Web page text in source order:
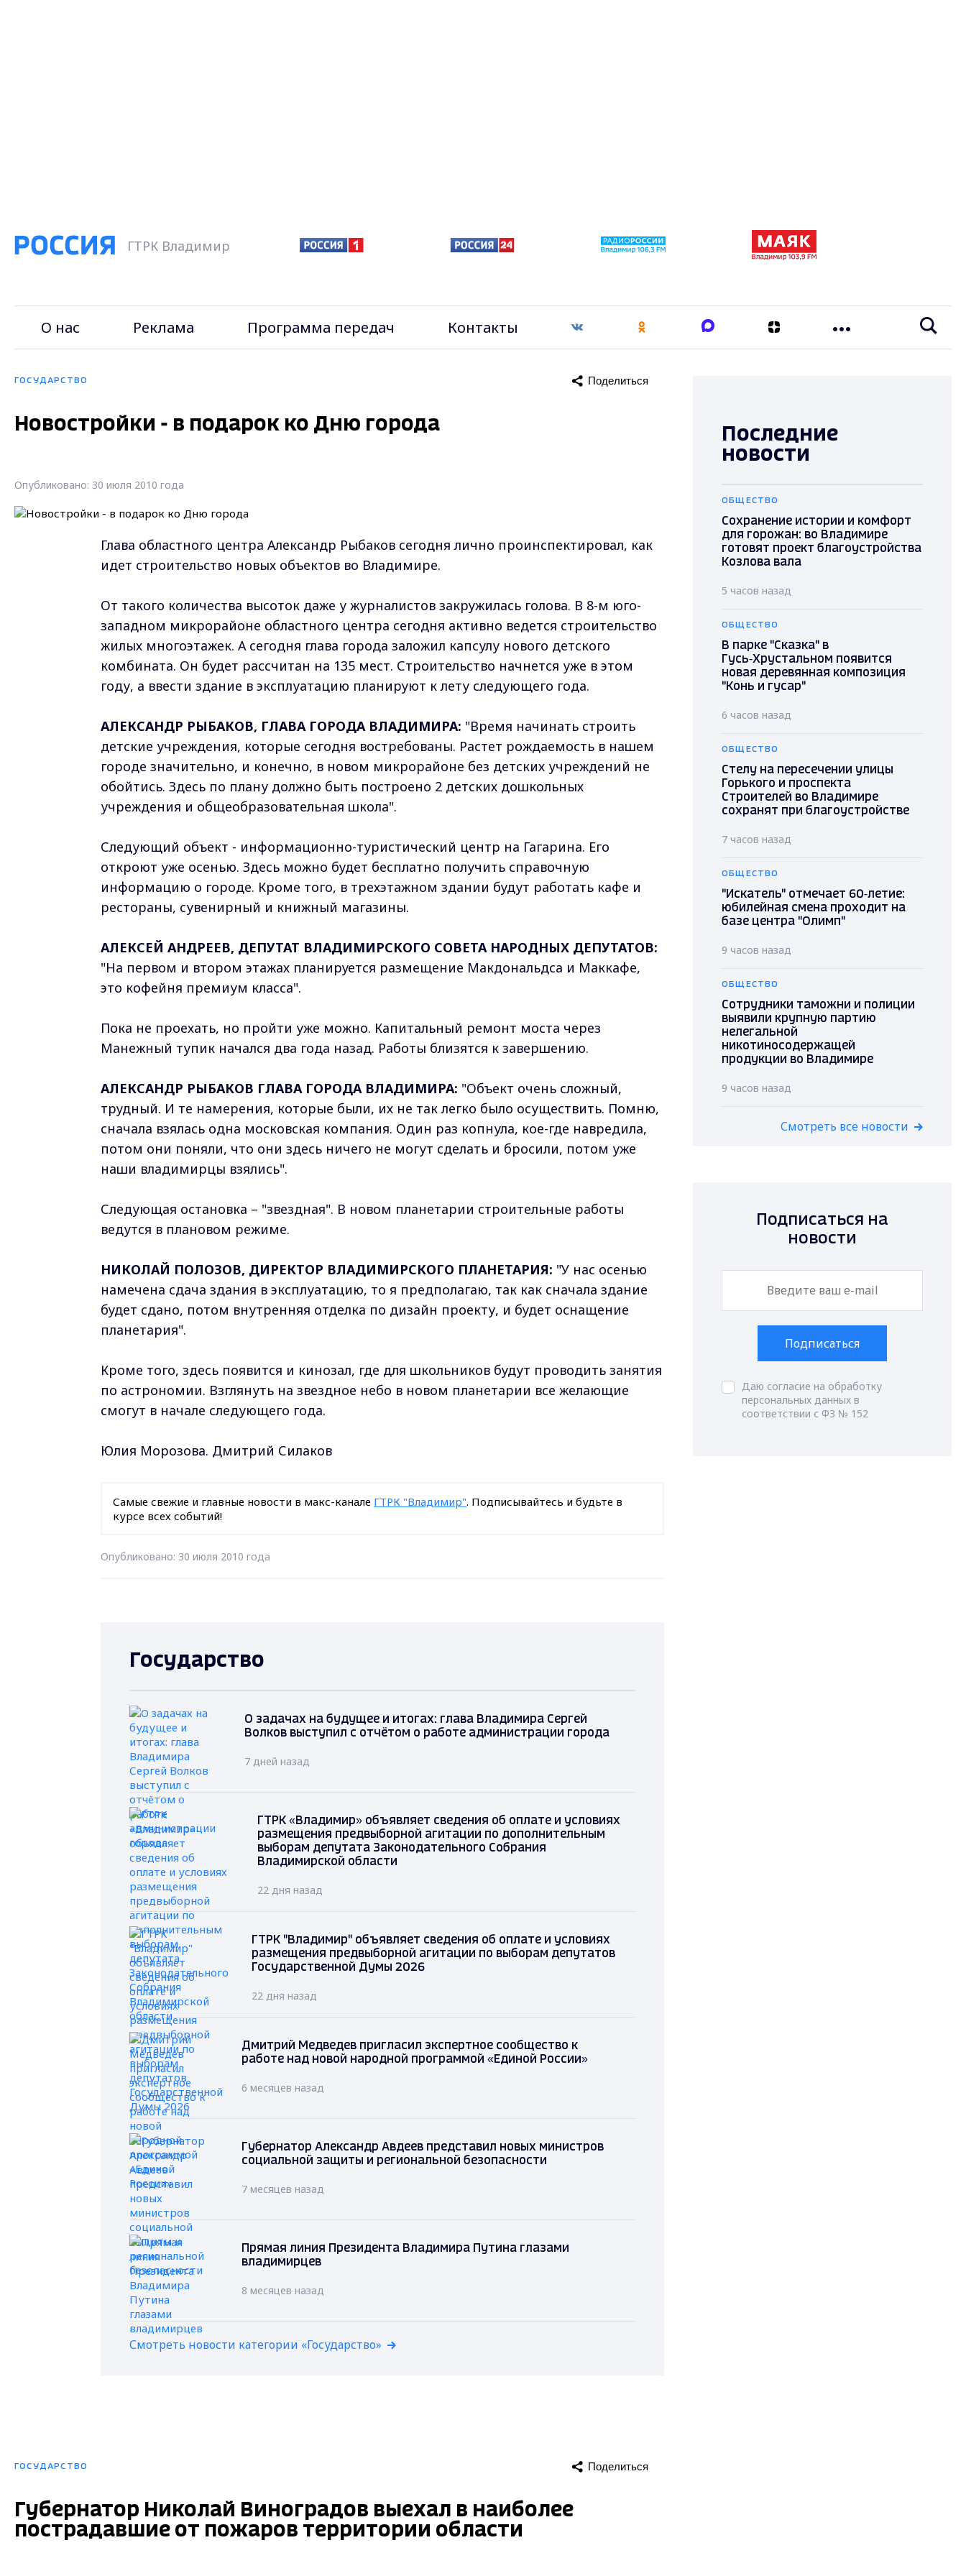
ГТРК Владимир
О нас Реклама Программа передач Контакты
ГОСУДАРСТВО Поделиться
Новостройки - в подарок ко Дню города
Опубликовано: 30 июля 2010 года
Глава областного центра Александр Рыбаков сегодня лично проинспектировал, как
идет строительство новых объектов во Владимире.
От такого количества высоток даже у журналистов закружилась голова. В 8-м юго-
западном микрорайоне областного центра сегодня активно ведется строительство
жилых многоэтажек. А сегодня глава города заложил капсулу нового детского
комбината. Он будет рассчитан на 135 мест. Строительство начнется уже в этом
году, а ввести здание в эксплуатацию планируют к лету следующего года.
АЛЕКСАНДР РЫБАКОВ, ГЛАВА ГОРОДА ВЛАДИМИРА: "Время начинать строить
детские учреждения, которые сегодня востребованы. Растет рождаемость в нашем
городе значительно, и конечно, в новом микрорайоне без детских учреждений не
обойтись. Здесь по плану должно быть построено 2 детских дошкольных
учреждения и общеобразовательная школа".
Следующий объект - информационно-туристический центр на Гагарина. Его
откроют уже осенью. Здесь можно будет бесплатно получить справочную
информацию о городе. Кроме того, в трехэтажном здании будут работать кафе и
рестораны, сувенирный и книжный магазины.
АЛЕКСЕЙ АНДРЕЕВ, ДЕПУТАТ ВЛАДИМИРСКОГО СОВЕТА НАРОДНЫХ ДЕПУТАТОВ:
"На первом и втором этажах планируется размещение Макдональдса и Маккафе,
это кофейня премиум класса".
Пока не проехать, но пройти уже можно. Капитальный ремонт моста через
Манежный тупик начался два года назад. Работы близятся к завершению.
АЛЕКСАНДР РЫБАКОВ ГЛАВА ГОРОДА ВЛАДИМИРА: "Объект очень сложный,
трудный. И те намерения, которые были, их не так легко было осуществить. Помню,
сначала взялась одна московская компания. Один раз копнула, кое-где навредила,
потом они поняли, что они здесь ничего не могут сделать и бросили, потом уже
наши владимирцы взялись".
Следующая остановка – "звездная". В новом планетарии строительные работы
ведутся в плановом режиме.
НИКОЛАЙ ПОЛОЗОВ, ДИРЕКТОР ВЛАДИМИРСКОГО ПЛАНЕТАРИЯ: "У нас осенью
намечена сдача здания в эксплуатацию, то я предполагаю, так как сначала здание
будет сдано, потом внутренняя отделка по дизайн проекту, и будет оснащение
планетария".
Кроме того, здесь появится и кинозал, где для школьников будут проводить занятия
по астрономии. Взглянуть на звездное небо в новом планетарии все желающие
смогут в начале следующего года.
Юлия Морозова. Дмитрий Силаков
Самые свежие и главные новости в макс-канале ГТРК "Владимир". Подписывайтесь и будьте в
курсе всех событий!
Опубликовано: 30 июля 2010 года
Государство
О задачах на будущее и итогах: глава Владимира Сергей
Волков выступил с отчётом о работе администрации города
7 дней назад
ГТРК «Владимир» объявляет сведения об оплате и условиях
размещения предвыборной агитации по дополнительным
выборам депутата Законодательного Собрания
Владимирской области
22 дня назад
ГТРК "Владимир" объявляет сведения об оплате и условиях
размещения предвыборной агитации по выборам депутатов
Государственной Думы 2026
22 дня назад
Дмитрий Медведев пригласил экспертное сообщество к
работе над новой народной программой «Единой России»
6 месяцев назад
Губернатор Александр Авдеев представил новых министров
социальной защиты и региональной безопасности
7 месяцев назад
Прямая линия Президента Владимира Путина глазами
владимирцев
8 месяцев назад
Смотреть новости категории «Государство»
ГОСУДАРСТВО Поделиться
Губернатор Николай Виноградов выехал в наиболее
пострадавшие от пожаров территории области
Последние
новости
ОБЩЕСТВО
Сохранение истории и комфорт
для горожан: во Владимире
готовят проект благоустройства
Козлова вала
5 часов назад
ОБЩЕСТВО
В парке "Сказка" в
Гусь‑Хрустальном появится
новая деревянная композиция
"Конь и гусар"
6 часов назад
ОБЩЕСТВО
Стелу на пересечении улицы
Горького и проспекта
Строителей во Владимире
сохранят при благоустройстве
7 часов назад
ОБЩЕСТВО
"Искатель" отмечает 60‑летие:
юбилейная смена проходит на
базе центра "Олимп"
9 часов назад
ОБЩЕСТВО
Сотрудники таможни и полиции
выявили крупную партию
нелегальной
никотиносодержащей
продукции во Владимире
9 часов назад
Смотреть все новости
Подписаться на
новости
Подписаться
Даю согласие на обработку
персональных данных в
соответствии с ФЗ № 152